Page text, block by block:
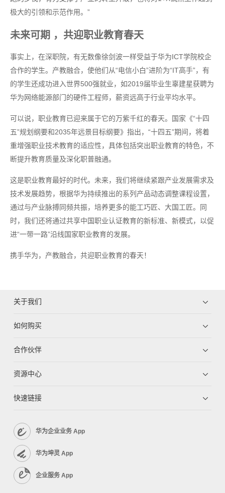
极大的引领和示范作用。”
未来可期 ，共迎职业教育春天
事实上，在深职院，有无数像徐剑波一样受益于华为ICT学院校企
合作的学生。产教融合，使他们从“电信小白”进阶为“IT高手”，有
的学生还成功进入世界500强就业，如2019届毕业生辜建星获聘为
华为网络能源部门的硬件工程师，薪资远高于行业平均水平。
可以说，职业教育已迎来属于它的万紫千红的春天。国家《“十四
五”规划纲要和2035年远景目标纲要》指出，“十四五”期间，将着
重增强职业技术教育的适应性，具体包括突出职业教育的特色，不
断提升教育质量及深化职普融通。
这是职业教育最好的时代。未来，我们将继续紧跟产业发展需求及
技术发展趋势，根据华为持续推出的系列产品动态调整课程设置，
通过与产业脉搏同频共振，培养更多的能工巧匠、大国工匠。同
时，我们还将通过共享中国职业认证教育的新标准、新模式，以促
进“一带一路”沿线国家职业教育的发展。
携手华为，产教融合，共迎职业教育的春天！
关于我们
如何购买
合作伙伴
资源中心
快速链接
华为企业业务 App
华为坤灵 App
企业服务 App